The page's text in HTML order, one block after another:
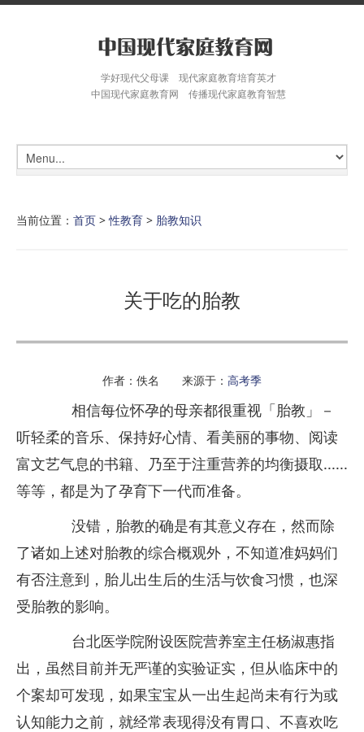
学好现代父母课 现代家庭教育培育英才
中国现代家庭教育网 传播现代家庭教育智慧
当前位置： 首页 >性教育 > 胎教知识
关于吃的胎教
作者：佚名 来源于： 高考季
相信每位怀孕的母亲都很重视「胎教」－
听轻柔的音乐、保持好心情、看美丽的事物、阅读
富文艺气息的书籍、乃至于注重营养的均衡摄取......
等等，都是为了孕育下一代而准备。
没错，胎教的确是有其意义存在，然而除
了诸如上述对胎教的综合概观外，不知道准妈妈们
有否注意到，胎儿出生后的生活与饮食习惯，也深
受胎教的影响。
台北医学院附设医院营养室主任杨淑惠指
出，虽然目前并无严谨的实验证实，但从临床中的
个案却可发现，如果宝宝从一出生起尚未有行为或
认知能力之前，就经常表现得没有胃口、不喜欢吃